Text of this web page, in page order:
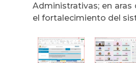
Administrativas; en aras
el fortalecimiento del